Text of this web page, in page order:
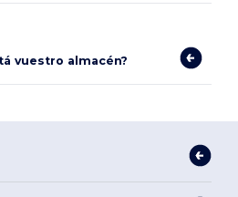
vuestro almacén?